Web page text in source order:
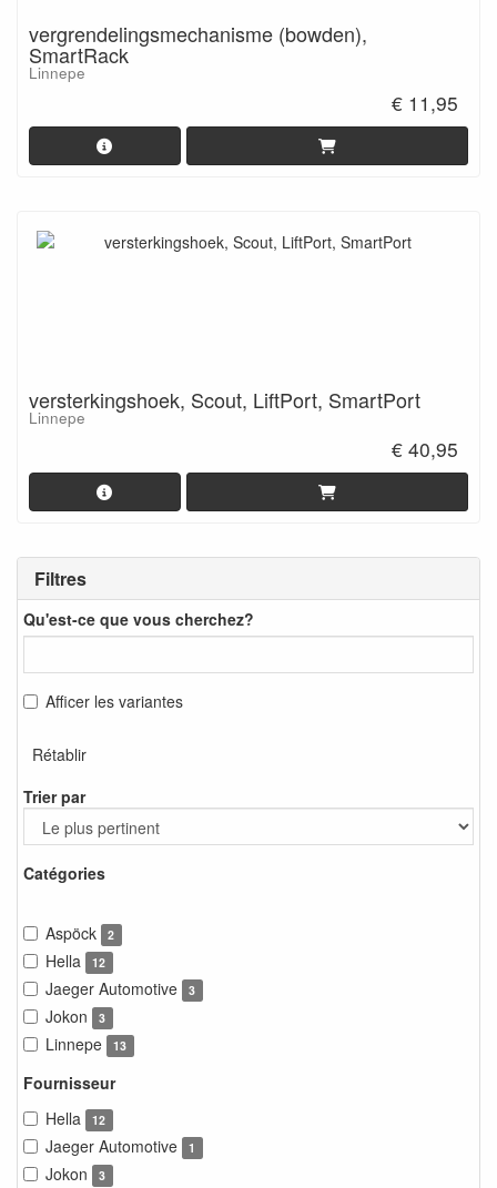
Filtres
Qu'est-ce que vous cherchez?
Afficer les variantes
Rétablir
Trier par
Catégories
Aspöck 2
Hella 12
Jaeger Automotive 3
Jokon 3
Linnepe 13
Fournisseur
Hella
12
Jaeger Automotive 1
Jokon 3
vergrendelingsmechanisme (bowden),
SmartRack
Linnepe
€ 11,95
versterkingshoek, Scout, LiftPort, SmartPort
Linnepe
€ 40,95